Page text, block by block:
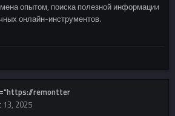
опытом, поиска полезной информации
онлайн-инструментов.
remontter
2025